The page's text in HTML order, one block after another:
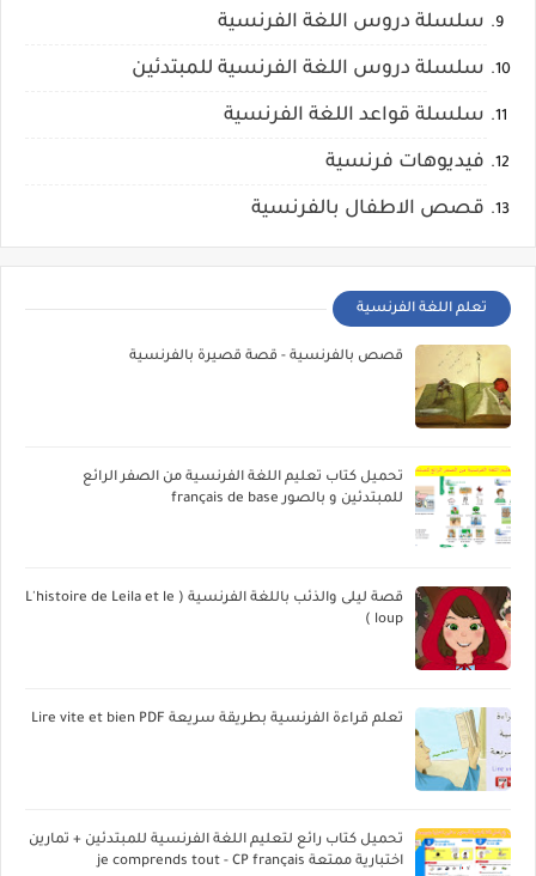
سلسلة دروس اللغة الفرنسية
سلسلة دروس اللغة الفرنسية للمبتدئين
سلسلة قواعد اللغة الفرنسية
فيديوهات فرنسية
قصص الاطفال بالفرنسية
تعلم اللغة الفرنسية
قصص بالفرنسية - قصة قصيرة بالفرنسية
تحميل كتاب تعليم اللغة الفرنسية من الصفر الرائع
للمبتدئين و بالصور français de base
قصة ليلى والذئب باللغة الفرنسية ( L'histoire de Leila et le
loup )
تعلم قراءة الفرنسية بطريقة سريعة Lire vite et bien PDF
تحميل كتاب رائع لتعليم اللغة الفرنسية للمبتدئين + تمارين
اختبارية ممتعة je comprends tout - CP français